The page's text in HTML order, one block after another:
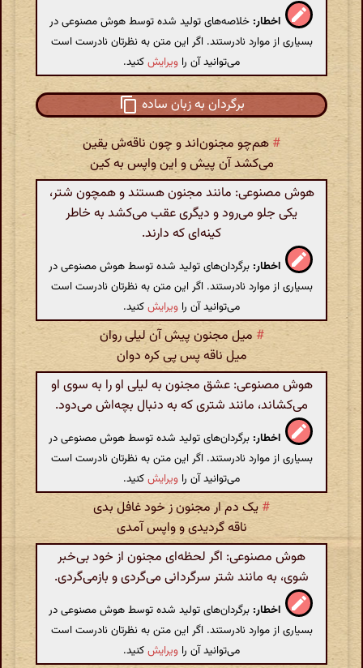
اخطار: خلاصه‌های تولید شده توسط هوش مصنوعی در
بسیاری از موارد نادرستند. اگر این متن به نظرتان نادرست است
می‌توانید آن را ویرایشکنید.
برگردان به زبان ساده
# هم‌چو مجنون‌اند و چون ناقه‌ش یقین
می‌کشد آن پیش و این واپس به کین
هوش مصنوعی: مانند مجنون هستند و همچون شتر،
یکی جلو می‌رود و دیگری عقب می‌کشد به خاطر
کینه‌ای که دارند.
اخطار: برگردان‌های تولید شده توسط هوش مصنوعی در
بسیاری از موارد نادرستند. اگر این متن به نظرتان نادرست است
می‌توانید آن را ویرایشکنید.
# میل مجنون پیش آن لیلی روان
میل ناقه پس پی کره دوان
هوش مصنوعی: عشق مجنون به لیلی او را به سوی او
می‌کشاند، مانند شتری که به دنبال بچه‌اش می‌دود.
اخطار: برگردان‌های تولید شده توسط هوش مصنوعی در
بسیاری از موارد نادرستند. اگر این متن به نظرتان نادرست است
می‌توانید آن را ویرایشکنید.
# یک دم ار مجنون ز خود غافل بدی
ناقه گردیدی و واپس آمدی
هوش مصنوعی: اگر لحظه‌ای مجنون از خود بی‌خبر
شوی، به مانند شتر سرگردانی می‌گردی و بازمی‌گردی.
اخطار: برگردان‌های تولید شده توسط هوش مصنوعی در
بسیاری از موارد نادرستند. اگر این متن به نظرتان نادرست است
می‌توانید آن را ویرایشکنید.